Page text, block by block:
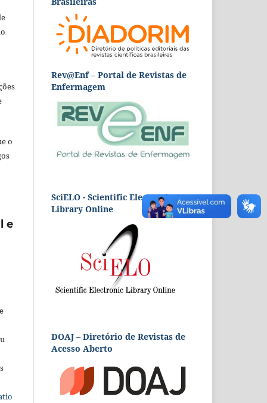
o
e
Rev@Enf – Portal de Revistas de
Enfermagem
SciELO - Scientific Electronic
Library Online
DOAJ – Diretório de Revistas de
Acesso Aberto